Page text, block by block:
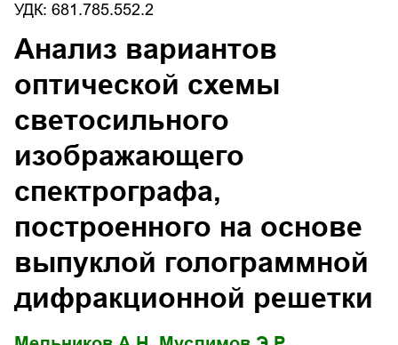
УДК: 681.785.552.2
Анализ вариантов
оптической схемы
светосильного
изображающего
спектрографа,
построенного на основе
выпуклой голограммной
дифракционной решетки